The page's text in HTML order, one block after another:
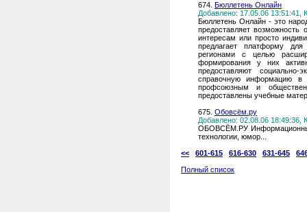
674. Бюллетень Онлайн
Добавлено: 17.05.06 13:51:41,
Бюллетень Онлайн - это
предоставляет
интересам или просто
предлагает платформу
регионами с целью
формирования у них
предоставляют социально-
справочную информацию
профсоюзным и
предоставлены учебные
675. Обовсём.ру
Добавлено: 02.08.06 18:49:36,
ОБОВСЁМ.РУ
технологии, юмор...
<<
601-615 616-630 631-645
Полный список